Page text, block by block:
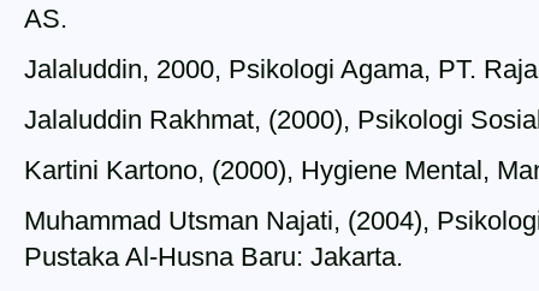
AS.
Jalaluddin, 2000, Psikologi Agama, PT.
Jalaluddin Rakhmat, (2000), Psikologi
Kartini Kartono, (2000), Hygiene Mental,
Muhammad Utsman Najati, (2004),
Pustaka Al-Husna Baru: Jakarta.